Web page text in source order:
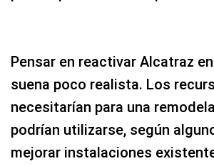
Pensar en reactivar Alcatraz
suena poco realista. Los
necesitarían para una
podrían utilizarse, según
mejorar instalaciones